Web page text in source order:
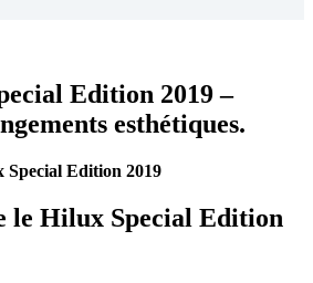
Edition 2019 –
esthétiques.
Special Edition 2019
le Hilux Special Edition